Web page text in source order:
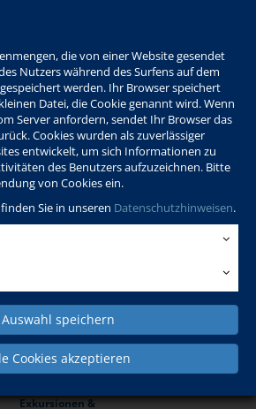
die von einer Website gesendet
Nutzers während des Surfens auf dem
werden. Ihr Browser speichert
Datei, die Cookie genannt wird. Wenn
Server anfordern, sendet Ihr Browser das
Cookies wurden als zuverlässiger
entwickelt, um sich Informationen zu
des Benutzers aufzuzeichnen. Bitte
von Cookies ein.
Sie in unseren Datenschutzhinweisen.
Auswahl speichern
Cookies akzeptieren
Aktuelles Warenkorb Login
Ansprechpersonen Kontakt Sitemap
Beruf, IT & Digitales
Exkursionen &